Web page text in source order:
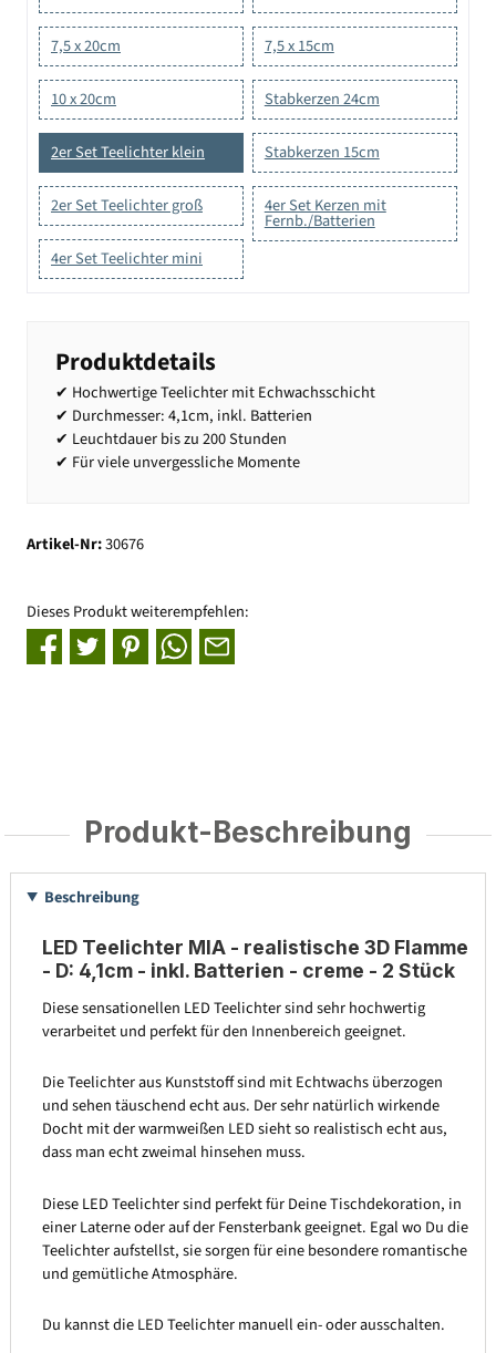
7,5 x 20cm 7,5 x 15cm
10 x 20cm Stabkerzen 24cm
2er Set Teelichter klein Stabkerzen 15cm
2er Set Teelichter groß 4er Set Kerzen mit
Fernb./Batterien
4er Set Teelichter mini
Produktdetails
✔ Hochwertige Teelichter mit Echwachsschicht
✔ Durchmesser: 4,1cm, inkl. Batterien
✔ Leuchtdauer bis zu 200 Stunden
✔ Für viele unvergessliche Momente
Artikel-Nr:30676
Dieses Produkt weiterempfehlen:
Produkt-Beschreibung
Beschreibung
LED Teelichter MIA - realistische 3D Flamme
- D: 4,1cm - inkl. Batterien - creme - 2 Stück
Diese sensationellen LED Teelichter sind sehr hochwertig
verarbeitet und perfekt für den Innenbereich geeignet.
Die Teelichter aus Kunststoff sind mit Echtwachs überzogen
und sehen täuschend echt aus. Der sehr natürlich wirkende
Docht mit der warmweißen LED sieht so realistisch echt aus,
dass man echt zweimal hinsehen muss.
Diese LED Teelichter sind perfekt für Deine Tischdekoration, in
einer Laterne oder auf der Fensterbank geeignet. Egal wo Du die
Teelichter aufstellst, sie sorgen für eine besondere romantische
und gemütliche Atmosphäre.
Du kannst die LED Teelichter manuell ein- oder ausschalten.